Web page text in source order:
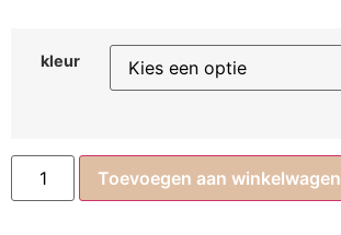
kleur
Toevoegen aan winkelwagen